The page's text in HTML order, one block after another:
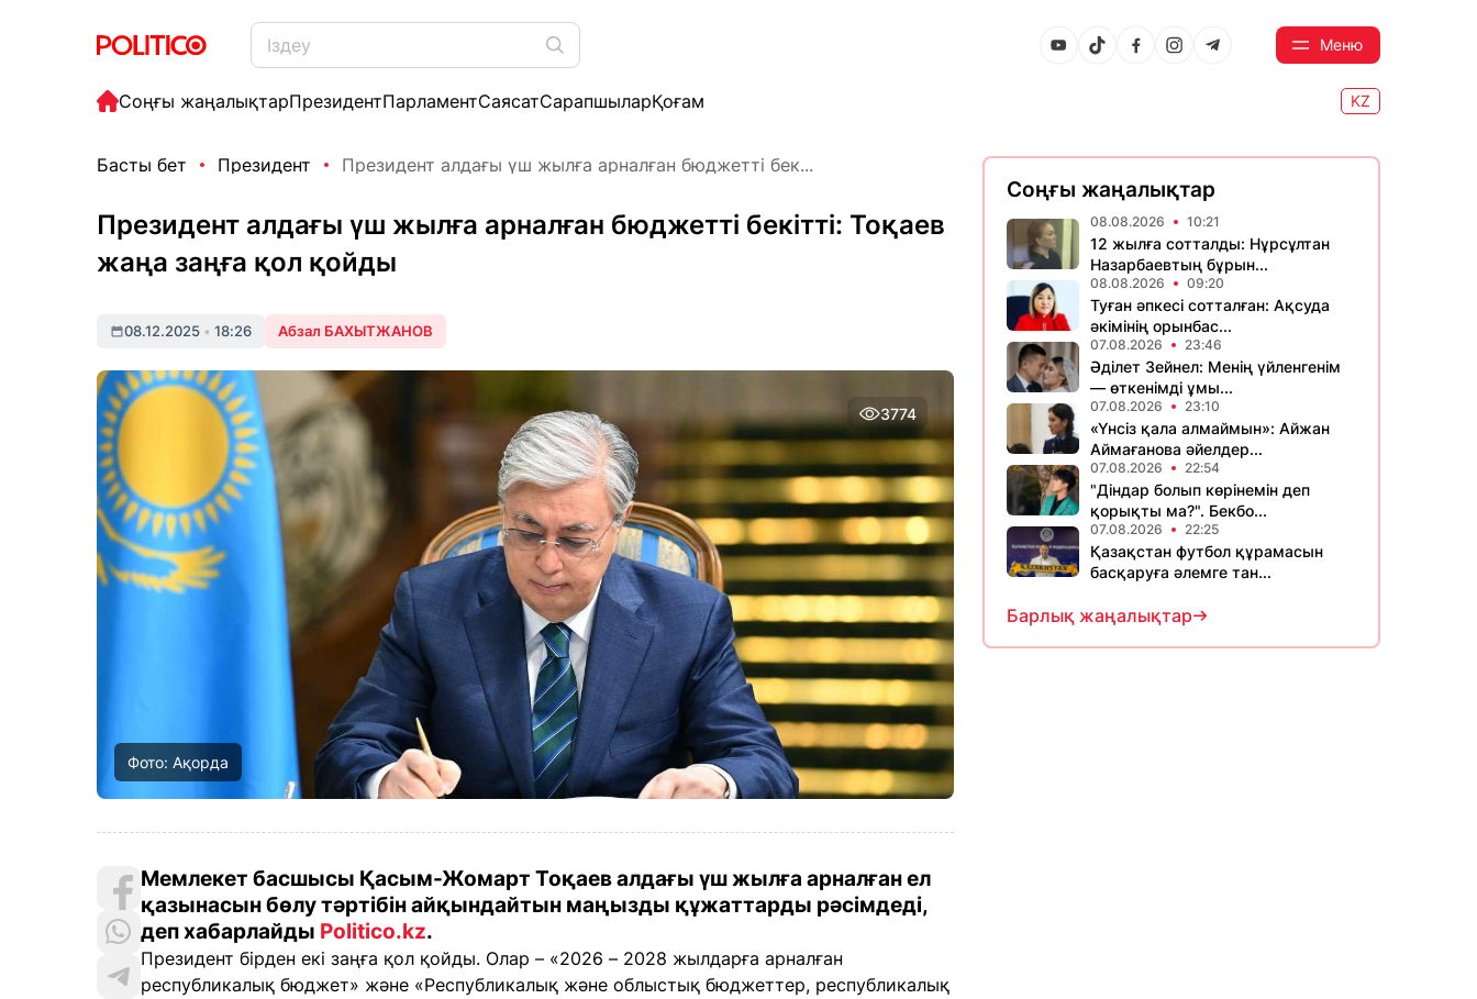
Меню
Соңғы жаңалықтарПрезидентПарламентСаясатСарапшыларҚоғам KZ
Басты бет Президент Президент алдағы үш жылға арналған бюджетті бек...
Президент алдағы үш жылға арналған бюджетті бекітті: Тоқаев
жаңа заңға қол қойды
08.12.2025 • 18:26 Абзал БАХЫТЖАНОВ
3774
Фото: Ақорда
Мемлекет басшысы Қасым-Жомарт Тоқаев алдағы үш жылға арналған ел
қазынасын бөлу тәртібін айқындайтын маңызды құжаттарды рәсімдеді,
деп хабарлайды Politico.kz.
Президент бірден екі заңға қол қойды. Олар – «2026 – 2028 жылдарға арналған
республикалық бюджет» және «Республикалық және облыстық бюджеттер, республикалық
Соңғы жаңалықтар
08.08.2026 10:21
12 жылға сотталды: Нұрсұлтан
Назарбаевтың бұрын...
08.08.2026 09:20
Туған әпкесі сотталған: Ақсуда
әкімінің орынбас...
07.08.2026 23:46
Әділет Зейнел: Менің үйленгенім
— өткенімді ұмы...
07.08.2026 23:10
«Үнсіз қала алмаймын»: Айжан
Аймағанова әйелдер...
07.08.2026 22:54
"Діндар болып көрінемін деп
қорықты ма?". Бекбо...
07.08.2026 22:25
Қазақстан футбол құрамасын
басқаруға әлемге тан...
Барлық жаңалықтар